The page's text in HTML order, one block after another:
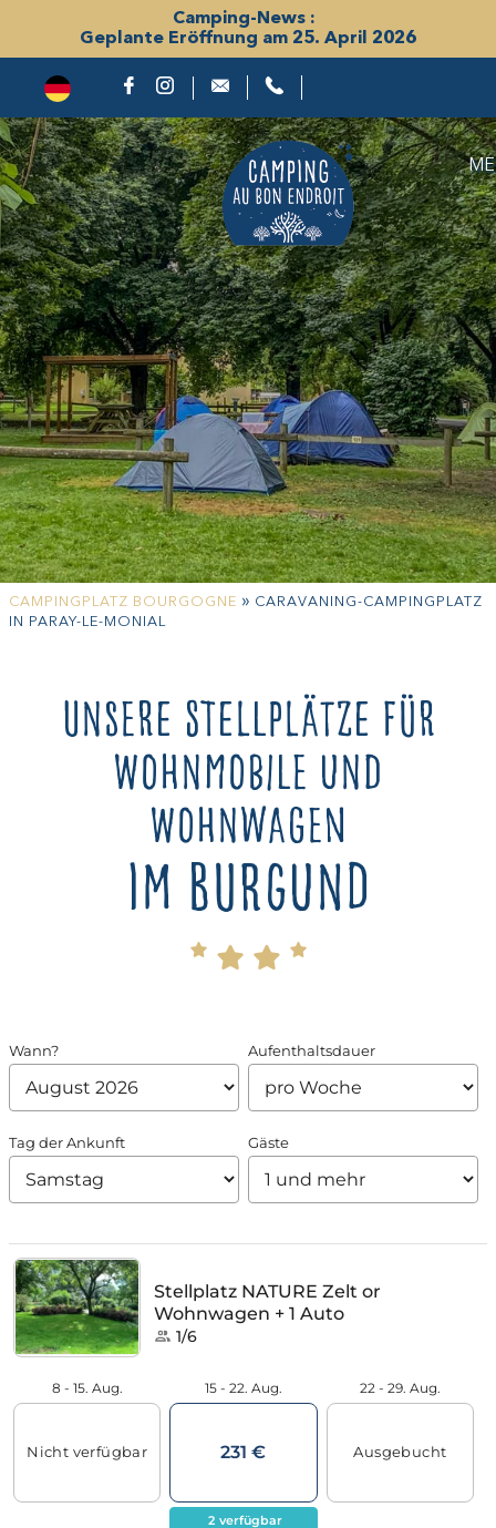
Camping-News :
Geplante Eröffnung am 25. April 2026
CAMPINGPLATZ BOURGOGNE » CARAVANING-CAMPINGPLATZ
IN PARAY-LE-MONIAL
Unsere Stellplätze für
Wohnmobile und
Wohnwagen
im Burgund